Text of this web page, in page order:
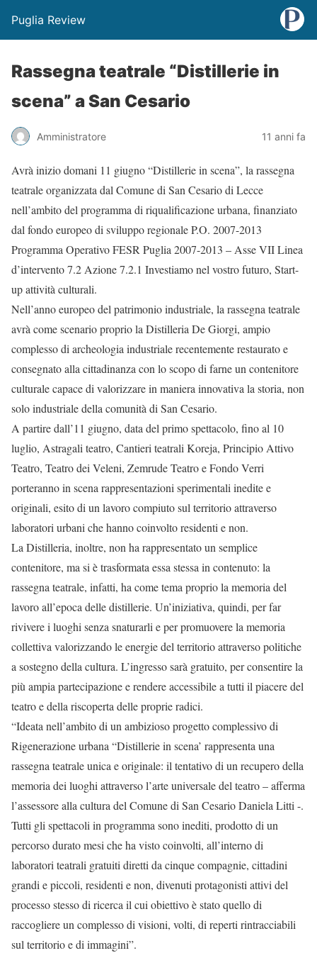
Puglia Review
Rassegna teatrale “Distillerie in
scena” a San Cesario
Amministratore 11 anni fa
Avrà inizio domani 11 giugno “Distillerie in scena”, la rassegna
teatrale organizzata dal Comune di San Cesario di Lecce
nell’ambito del programma di riqualificazione urbana, finanziato
dal fondo europeo di sviluppo regionale P.O. 2007-2013
Programma Operativo FESR Puglia 2007-2013 – Asse VII Linea
d’intervento 7.2 Azione 7.2.1 Investiamo nel vostro futuro, Start-
up attività culturali.
Nell’anno europeo del patrimonio industriale, la rassegna teatrale
avrà come scenario proprio la Distilleria De Giorgi, ampio
complesso di archeologia industriale recentemente restaurato e
consegnato alla cittadinanza con lo scopo di farne un contenitore
culturale capace di valorizzare in maniera innovativa la storia, non
solo industriale della comunità di San Cesario.
A partire dall’11 giugno, data del primo spettacolo, fino al 10
luglio, Astragali teatro, Cantieri teatrali Koreja, Principio Attivo
Teatro, Teatro dei Veleni, Zemrude Teatro e Fondo Verri
porteranno in scena rappresentazioni sperimentali inedite e
originali, esito di un lavoro compiuto sul territorio attraverso
laboratori urbani che hanno coinvolto residenti e non.
La Distilleria, inoltre, non ha rappresentato un semplice
contenitore, ma si è trasformata essa stessa in contenuto: la
rassegna teatrale, infatti, ha come tema proprio la memoria del
lavoro all’epoca delle distillerie. Un’iniziativa, quindi, per far
rivivere i luoghi senza snaturarli e per promuovere la memoria
collettiva valorizzando le energie del territorio attraverso politiche
a sostegno della cultura. L’ingresso sarà gratuito, per consentire la
più ampia partecipazione e rendere accessibile a tutti il piacere del
teatro e della riscoperta delle proprie radici.
“Ideata nell’ambito di un ambizioso progetto complessivo di
Rigenerazione urbana “Distillerie in scena’ rappresenta una
rassegna teatrale unica e originale: il tentativo di un recupero della
memoria dei luoghi attraverso l’arte universale del teatro – afferma
l’assessore alla cultura del Comune di San Cesario Daniela Litti -.
Tutti gli spettacoli in programma sono inediti, prodotto di un
percorso durato mesi che ha visto coinvolti, all’interno di
laboratori teatrali gratuiti diretti da cinque compagnie, cittadini
grandi e piccoli, residenti e non, divenuti protagonisti attivi del
processo stesso di ricerca il cui obiettivo è stato quello di
raccogliere un complesso di visioni, volti, di reperti rintracciabili
sul territorio e di immagini”.